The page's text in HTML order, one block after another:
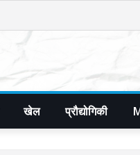
खेल प्रौद्योगिकी